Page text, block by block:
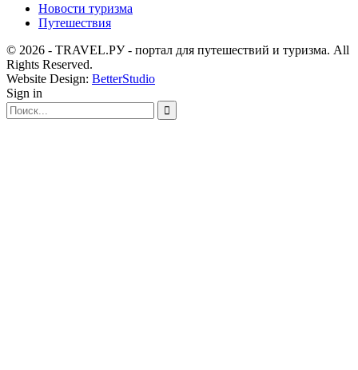
Новости туризма
Путешествия
© 2026 - TRAVEL.РУ - портал для путешествий и туризма. All
Rights Reserved.
Website Design: BetterStudio
Sign in